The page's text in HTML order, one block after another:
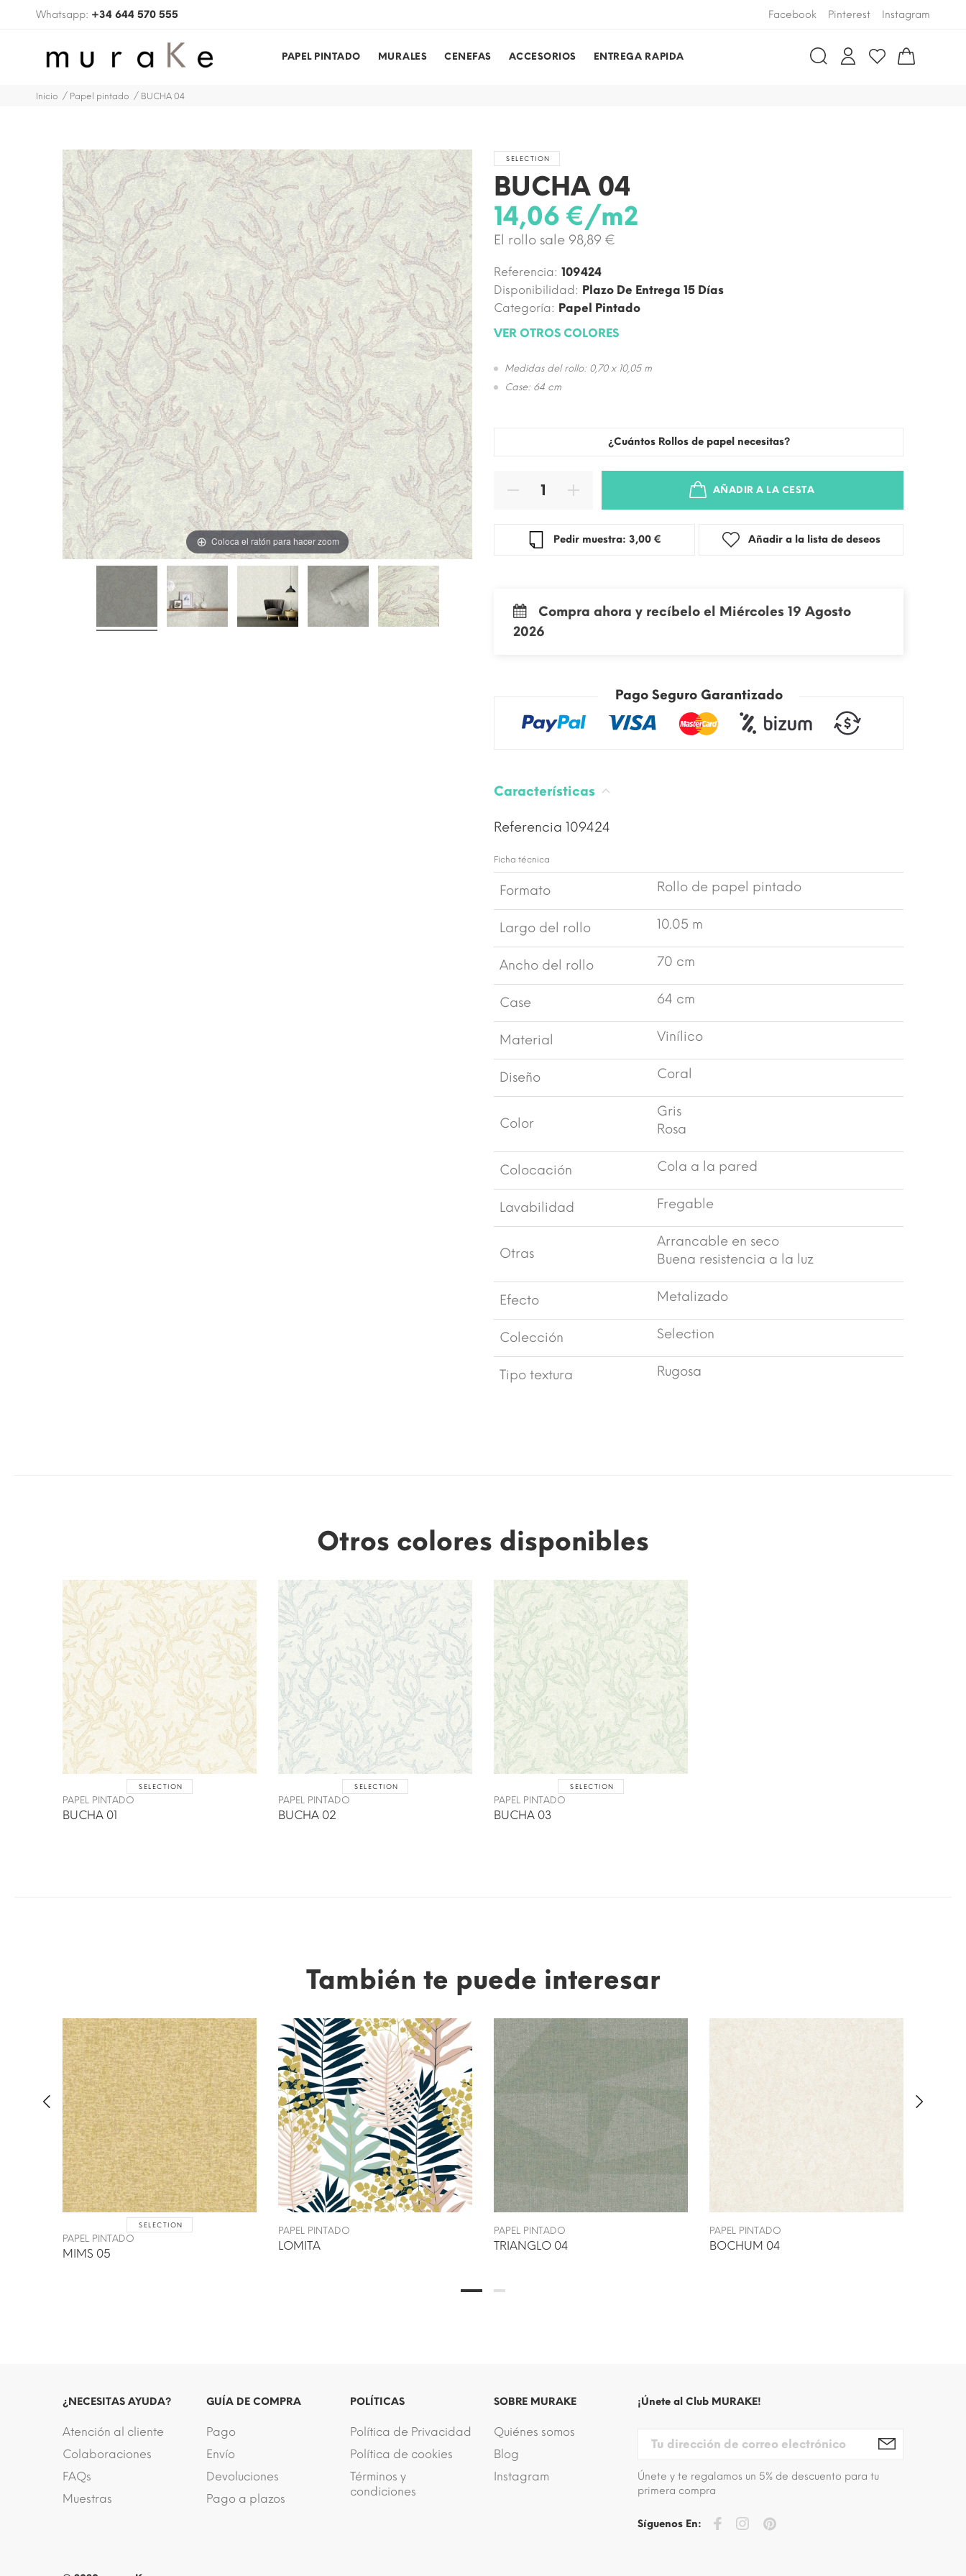
Whatsapp: +34 644 570 555 Facebook Pinterest Instagram
PAPEL PINTADO MURALES CENEFAS ACCESORIOS ENTREGA RAPIDA
Inicio Papel pintado BUCHA 04
Coloca el ratón para hacer zoom
SELECTION
BUCHA 04
14,06 €/m2
El rollo sale 98,89 €
Referencia: 109424
Disponibilidad: Plazo De Entrega 15 Días
Categoría: Papel Pintado
VER OTROS COLORES
Medidas del rollo: 0,70 x 10,05 m
Case: 64 cm
¿Cuántos Rollos de papel necesitas?
AÑADIR A LA CESTA
Pedir muestra: 3,00 € Añadir a la lista de deseos
Compra ahora y recíbelo el Miércoles 19 Agosto
2026
Pago Seguro Garantizado
Características
Referencia 109424
Ficha técnica
Formato Rollo de papel pintado
Largo del rollo 10.05 m
Ancho del rollo 70 cm
Case 64 cm
Material Vinílico
Diseño Coral
Color
Gris
Rosa
Colocación Cola a la pared
Lavabilidad Fregable
Otras
Arrancable en seco
Buena resistencia a la luz
Efecto Metalizado
Colección Selection
Tipo textura Rugosa
Otros colores disponibles
SELECTION
PAPEL PINTADO
BUCHA 01
SELECTION
PAPEL PINTADO
BUCHA 02
SELECTION
PAPEL PINTADO
BUCHA 03
También te puede interesar
SELECTION
PAPEL PINTADO
MIMS 05
PAPEL PINTADO
LOMITA
PAPEL PINTADO
TRIANGLO 04
PAPEL PINTADO
BOCHUM 04
¿NECESITAS AYUDA?
Atención al cliente
Colaboraciones
FAQs
Muestras
GUÍA DE COMPRA
Pago
Envío
Devoluciones
Pago a plazos
POLÍTICAS
Política de Privacidad
Política de cookies
Términos y
condiciones
SOBRE MURAKE
Quiénes somos
Blog
Instagram
¡Únete al Club MURAKE!
Únete y te regalamos un 5% de descuento para tu
primera compra
Síguenos En: